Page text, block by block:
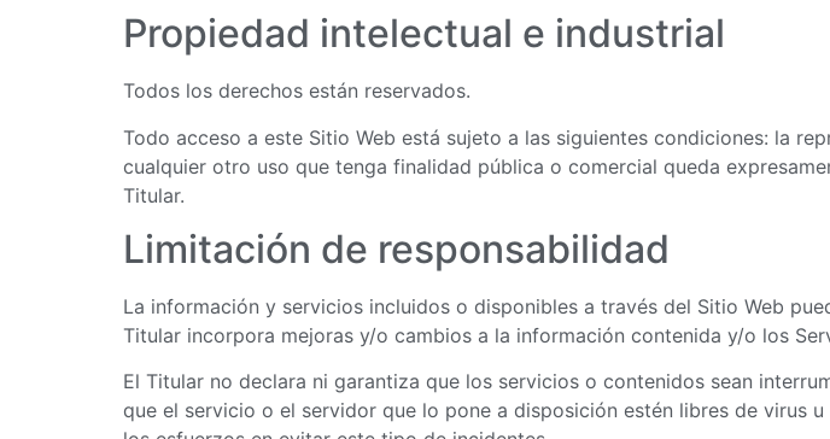
Propiedad intelectual e industrial
Todos los derechos están reservados.
Todo acceso a este Sitio Web está sujeto a las siguientes condiciones: la
cualquier otro uso que tenga finalidad pública o comercial queda
Titular.
Limitación de responsabilidad
La información y servicios incluidos o disponibles a través del Sitio Web
Titular incorpora mejoras y/o cambios a la información contenida y/o los
El Titular no declara ni garantiza que los servicios o contenidos sean
que el servicio o el servidor que lo pone a disposición estén libres de virus